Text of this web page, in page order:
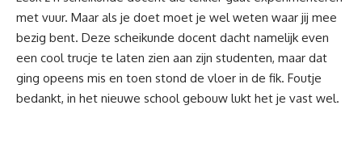
met vuur. Maar als je doet moet je wel weten waar jij mee
bezig bent. Deze scheikunde docent dacht namelijk even
een cool trucje te laten zien aan zijn studenten, maar dat
ging opeens mis en toen stond de vloer in de fik. Foutje
bedankt, in het nieuwe school gebouw lukt het je vast wel.